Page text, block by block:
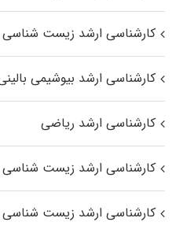
کارشناسی ارشد زیست شناسی
کارشناسی ارشد بیوشیمی
کارشناسی ارشد ریاضی
کارشناسی ارشد زیست‌
کارشناسی ارشد زیست‌ شناسی